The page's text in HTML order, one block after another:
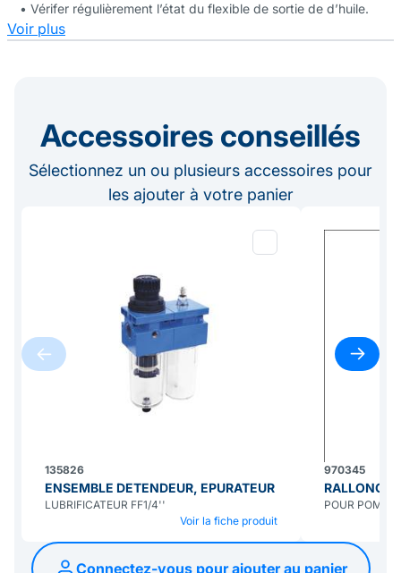
• Vérifer régulièrement l’état du flexible de sortie de d’huile.
Voir plus
Accessoires conseillés
Sélectionnez un ou plusieurs accessoires pour
les ajouter à votre panier
135826
ENSEMBLE DETENDEUR, EPURATEUR
LUBRIFICATEUR FF1/4''
Voir la fiche produit
970345
POUR POMPE
Connectez-vous pour ajouter au panier